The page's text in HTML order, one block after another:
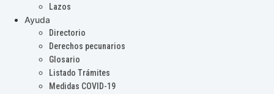
Lazos
Ayuda
Directorio
Derechos pecunarios
Glosario
Listado Trámites
Medidas COVID-19